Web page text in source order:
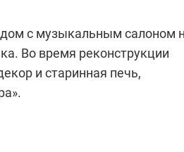
с музыкальным салоном
Во время реконструкции
и старинная печь,